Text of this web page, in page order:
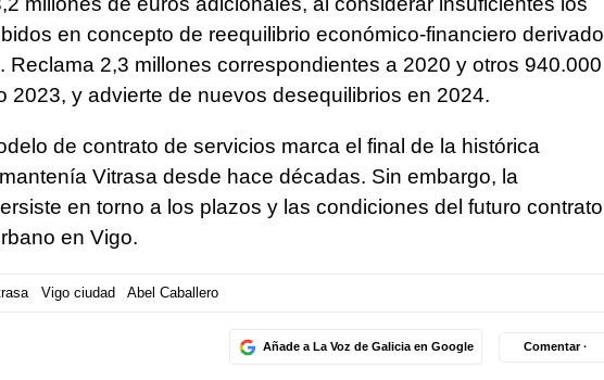
en concepto de reequilibrio económico-financiero derivado
Reclama 2,3 millones correspondientes a 2020 y otros 940.000
2023, y advierte de nuevos desequilibrios en 2024.
de contrato de servicios marca el final de la histórica
Vitrasa desde hace décadas. Sin embargo, la
en torno a los plazos y las condiciones del futuro contrato
en Vigo.
Vigo ciudad Abel Caballero
Añade a La Voz de Galicia en Google Comentar ·